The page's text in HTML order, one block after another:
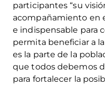
participantes “su
acompañamiento en
e indispensable para
permita beneficiar a
es la parte de la
que todos debemos
para fortalecer la